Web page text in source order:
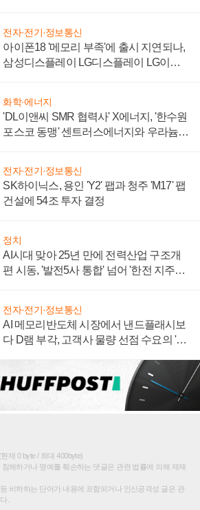
전자·전기·정보통신
아이폰18 '메모리 부족'에 출시 지연되나,
삼성디스플레이 LG디스플레이 LG이노
화학·에너지
'DL이앤씨 SMR 협력사' X에너지, '한수원
포스코 동맹' 센트러스에너지와 우라늄
전자·전기·정보통신
SK하이닉스, 용인 'Y2' 팹과 청주 'M17' 팹
건설에 54조 투자 결정
정치
AI시대 맞아 25년 만에 전력산업 구조개
편 시동, '발전5사 통합' 넘어 '한전 지주사'
전자·전기·정보통신
AI 메모리반도체 시장에서 낸드플래시보
다 D램 부각, 고객사 물량 선점 수요의 '우
재 0 byte / 최대 400byte)
해하거나 명예를 훼손하는 댓글은 관련 법률에 의해 제재
비하하는 단어가 내용에 포함되거나 인신공격성 글은 관
.